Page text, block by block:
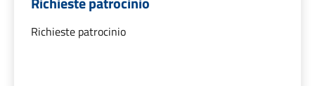
Richieste patrocinio